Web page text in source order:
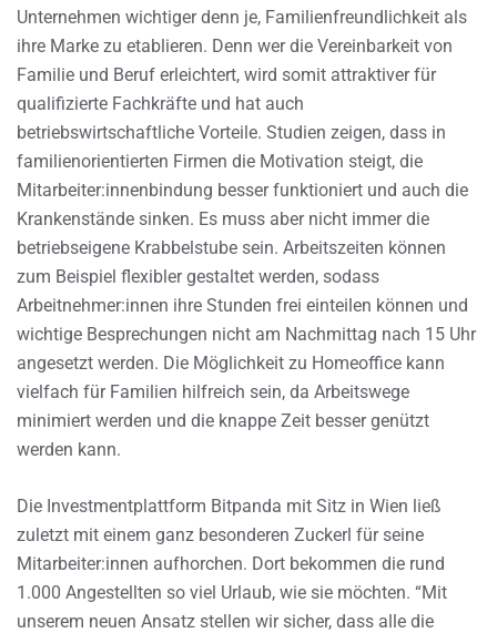
Unternehmen wichtiger denn je, Familienfreundlichkeit als
ihre Marke zu etablieren. Denn wer die Vereinbarkeit von
Familie und Beruf erleichtert, wird somit attraktiver für
qualifizierte Fachkräfte und hat auch
betriebswirtschaftliche Vorteile. Studien zeigen, dass in
familienorientierten Firmen die Motivation steigt, die
Mitarbeiter:innenbindung besser funktioniert und auch die
Krankenstände sinken. Es muss aber nicht immer die
betriebseigene Krabbelstube sein. Arbeitszeiten können
zum Beispiel flexibler gestaltet werden, sodass
Arbeitnehmer:innen ihre Stunden frei einteilen können und
wichtige Besprechungen nicht am Nachmittag nach 15 Uhr
angesetzt werden. Die Möglichkeit zu Homeoffice kann
vielfach für Familien hilfreich sein, da Arbeitswege
minimiert werden und die knappe Zeit besser genützt
werden kann.
Die Investmentplattform Bitpanda mit Sitz in Wien ließ
zuletzt mit einem ganz besonderen Zuckerl für seine
Mitarbeiter:innen aufhorchen. Dort bekommen die rund
1.000 Angestellten so viel Urlaub, wie sie möchten. “Mit
unserem neuen Ansatz stellen wir sicher, dass alle die